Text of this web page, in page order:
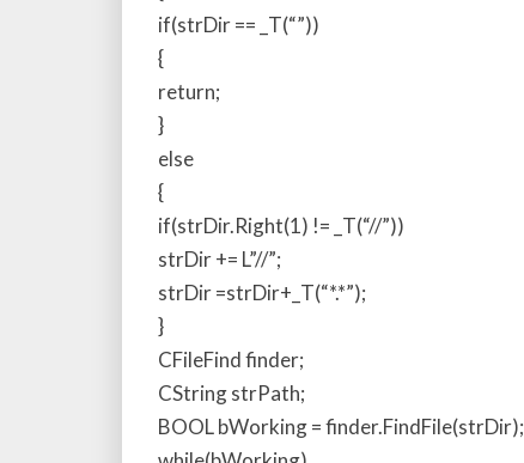
if(strDir == _T(“”))
{
return;
}
else
{
if(strDir.Right(1) != _T(“//”))
strDir += L”//”;
strDir =strDir+_T(“*.*”);
}
CFileFind finder;
CString strPath;
BOOL bWorking = finder.FindFile(strDir);